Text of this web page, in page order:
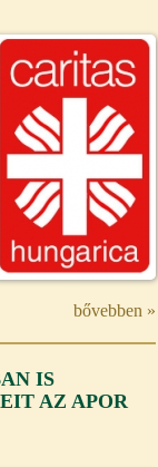
bővebben »
IS
AZ APOR